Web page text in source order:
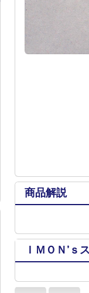
商品解説
ＩＭＯＮ’ｓ